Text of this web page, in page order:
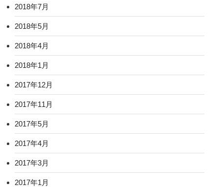
2018年7月
2018年5月
2018年4月
2018年1月
2017年12月
2017年11月
2017年5月
2017年4月
2017年3月
2017年1月